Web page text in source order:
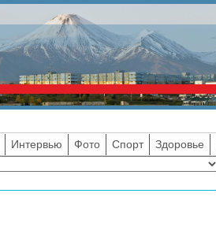
Интервью Фото Спорт Здоровье